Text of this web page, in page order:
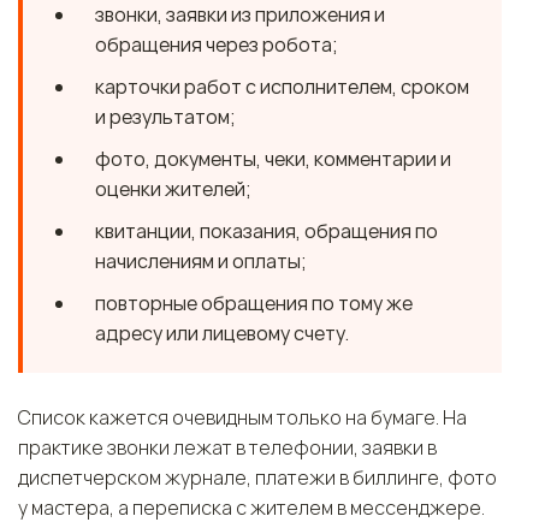
звонки, заявки из приложения и
обращения через робота;
карточки работ с исполнителем, сроком
и результатом;
фото, документы, чеки, комментарии и
оценки жителей;
квитанции, показания, обращения по
начислениям и оплаты;
повторные обращения по тому же
адресу или лицевому счету.
Список кажется очевидным только на бумаге. На
практике звонки лежат в телефонии, заявки в
диспетчерском журнале, платежи в биллинге, фото
у мастера, а переписка с жителем в мессенджере.